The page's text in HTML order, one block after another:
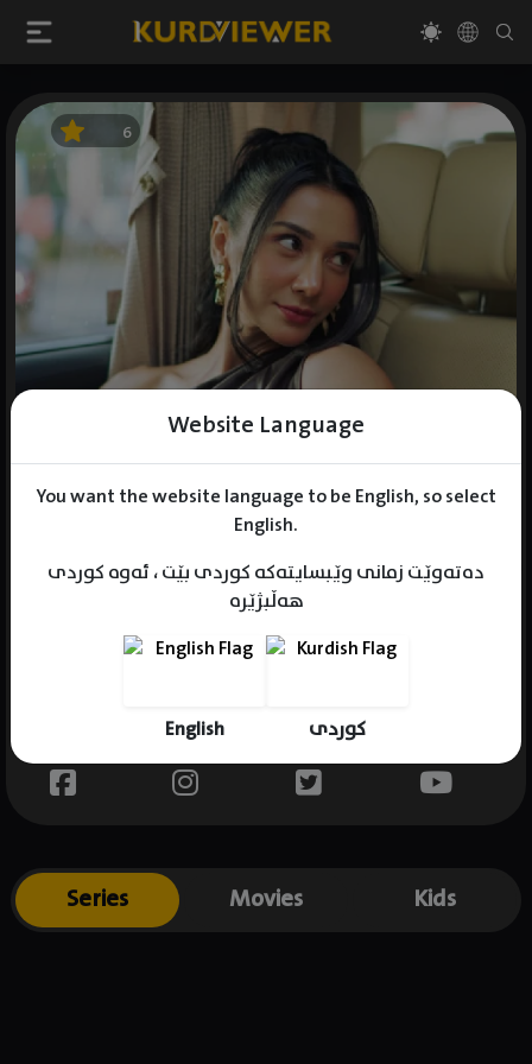
Website Language
You want the website language to be English, so select
English.
دەتەوێت زمانی وێبسایتەکە کوردی بێت ، ئەوە کوردی
هەڵبژێرە
English کوردی
6
Gender : female
Place of birth : Indonesia
Series Movies Kids